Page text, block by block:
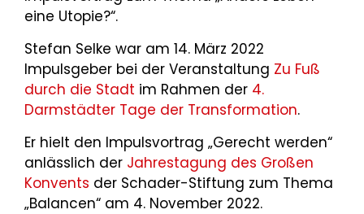
eine Utopie?“.
Stefan Selke war am 14. März 2022
Impulsgeber bei der Veranstaltung Zu Fuß
durch die Stadt im Rahmen der 4.
Darmstädter Tage der Transformation.
Er hielt den Impulsvortrag „Gerecht werden“
anlässlich der Jahrestagung des Großen
Konvents der Schader-Stiftung zum Thema
„Balancen“ am 4. November 2022.